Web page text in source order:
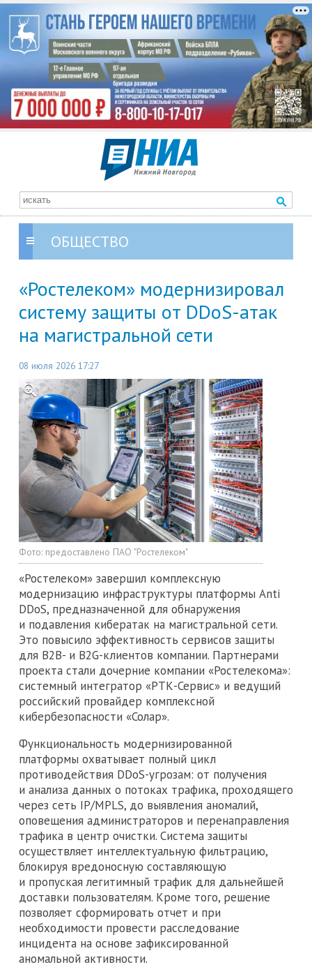
ОБЩЕСТВО
«Ростелеком» модернизировал
систему защиты от DDoS-атак
на магистральной сети
08 июля 2026 17:27
Фото: предоставлено ПАО "Ростелеком"
«Ростелеком» завершил комплексную
модернизацию инфраструктуры платформы Anti
DDoS, предназначенной для обнаружения
и подавления кибератак на магистральной сети.
Это повысило эффективность сервисов защиты
для B2B- и B2G-клиентов компании. Партнерами
проекта стали дочерние компании «Ростелекома»:
системный интегратор «РТК-Сервис» и ведущий
российский провайдер комплексной
кибербезопасности «Солар».
Функциональность модернизированной
платформы охватывает полный цикл
противодействия DDoS-угрозам: от получения
и анализа данных о потоках трафика, проходящего
через сеть IP/MPLS, до выявления аномалий,
оповещения администраторов и перенаправления
трафика в центр очистки. Система защиты
осуществляет интеллектуальную фильтрацию,
блокируя вредоносную составляющую
и пропуская легитимный трафик для дальнейшей
доставки пользователям. Кроме того, решение
позволяет сформировать отчет и при
необходимости провести расследование
инцидента на основе зафиксированной
аномальной активности.